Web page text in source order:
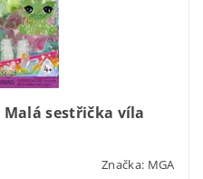
sestřička víla
Značka: MGA